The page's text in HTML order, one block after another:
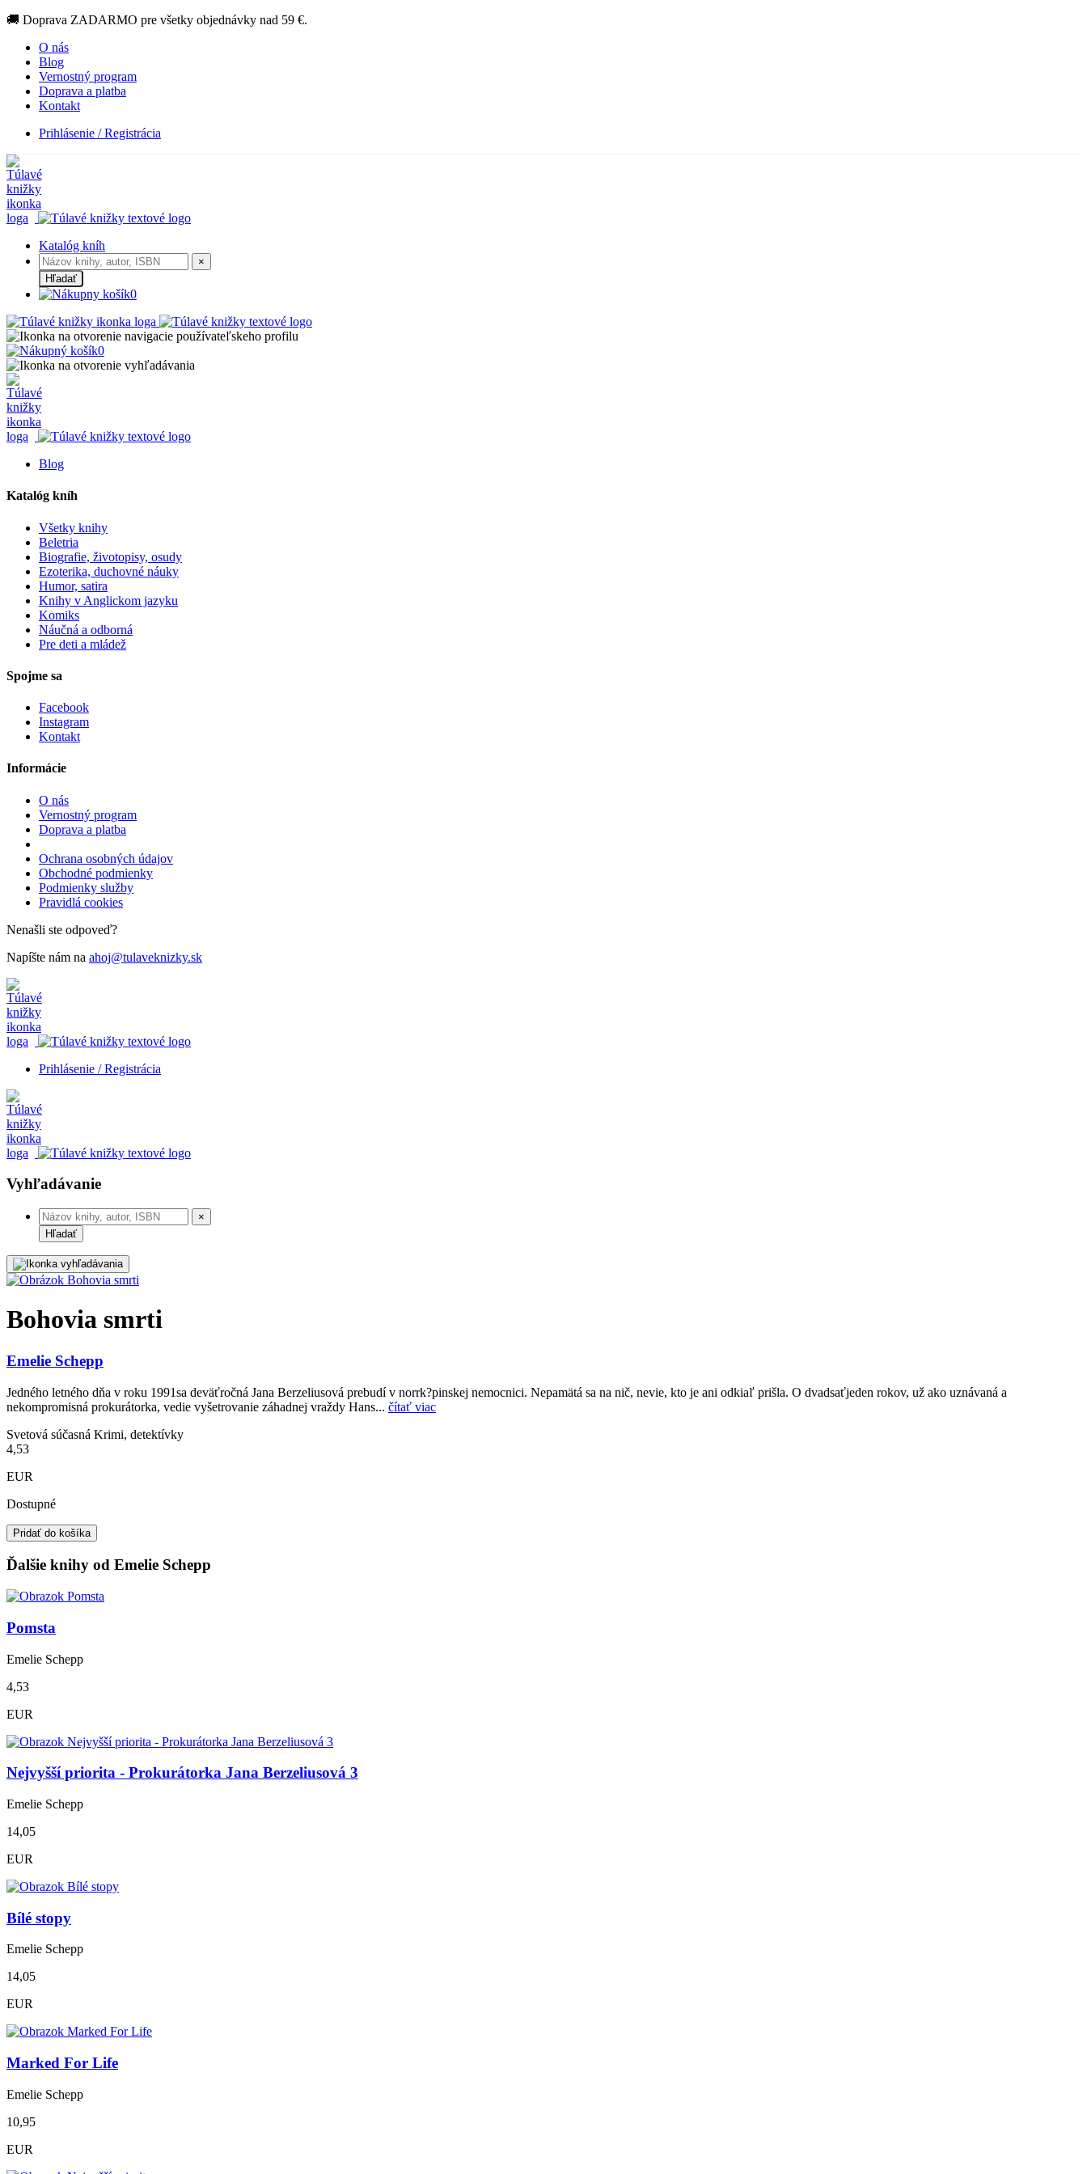
🚚 Doprava ZADARMO pre všetky objednávky nad 59 €.
O nás
Blog
Vernostný program
Doprava a platba
Kontakt
Prihlásenie / Registrácia
Katalóg kníh
×
Hľadať
0
0
Blog
Katalóg kníh
Všetky knihy
Beletria
Biografie, životopisy, osudy
Ezoterika, duchovné náuky
Humor, satira
Knihy v Anglickom jazyku
Komiks
Náučná a odborná
Pre deti a mládež
Spojme sa
Facebook
Instagram
Kontakt
Informácie
O nás
Vernostný program
Doprava a platba
Ochrana osobných údajov
Obchodné podmienky
Podmienky služby
Pravidlá cookies
Nenašli ste odpoveď?
Napíšte nám na ahoj@tulaveknizky.sk
Prihlásenie / Registrácia
Vyhľadávanie
×
Hľadať
Bohovia smrti
Emelie Schepp
Jedného letného dňa v roku 1991sa deväťročná Jana Berzeliusová prebudí v norrk?pinskej nemocnici. Nepamätá sa na nič, nevie, kto je ani odkiaľ prišla. O dvadsaťjeden rokov, už ako uznávaná a
nekompromisná prokurátorka, vedie vyšetrovanie záhadnej vraždy Hans... čítať viac
Svetová súčasná Krimi, detektívky
4,53
EUR
Dostupné
Pridať do košíka
Ďalšie knihy od Emelie Schepp
Pomsta
Emelie Schepp
4,53
EUR
Nejvyšší priorita - Prokurátorka Jana Berzeliusová 3
Emelie Schepp
14,05
EUR
Bílé stopy
Emelie Schepp
14,05
EUR
Marked For Life
Emelie Schepp
10,95
EUR